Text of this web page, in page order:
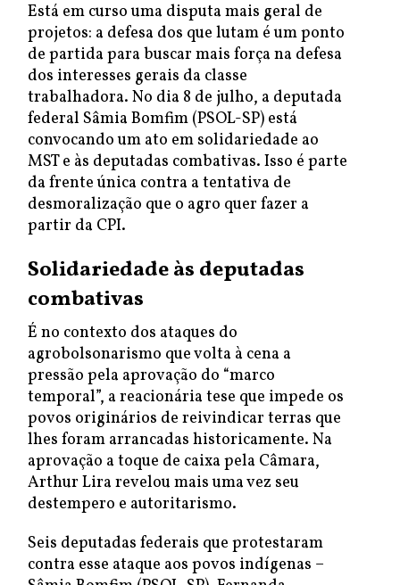
Está em curso uma disputa mais geral de
projetos: a defesa dos que lutam é um ponto
de partida para buscar mais força na defesa
dos interesses gerais da classe
trabalhadora. No dia 8 de julho, a deputada
federal Sâmia Bomfim (PSOL-SP) está
convocando um ato em solidariedade ao
MST e às deputadas combativas. Isso é parte
da frente única contra a tentativa de
desmoralização que o agro quer fazer a
partir da CPI.
Solidariedade às deputadas
combativas
É no contexto dos ataques do
agrobolsonarismo que volta à cena a
pressão pela aprovação do “marco
temporal”, a reacionária tese que impede os
povos originários de reivindicar terras que
lhes foram arrancadas historicamente. Na
aprovação a toque de caixa pela Câmara,
Arthur Lira revelou mais uma vez seu
destempero e autoritarismo.
Seis deputadas federais que protestaram
contra esse ataque aos povos indígenas –